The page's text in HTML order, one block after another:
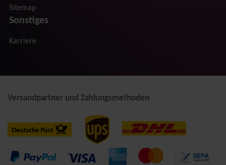
Sitemap
Sonstiges
Karriere
Versandpartner und Zahlungsmethoden